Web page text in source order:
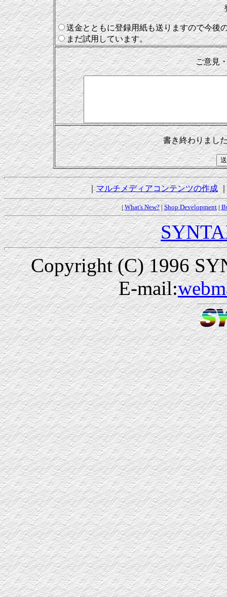
送金とともに登録用紙も送りますので今後
まだ試用しています。
ご意見
書き終わりまし
｜マルチメディアコンテンツの作成
|What's New?|Shop Development|
Copyright (C) 1996
E-mail: